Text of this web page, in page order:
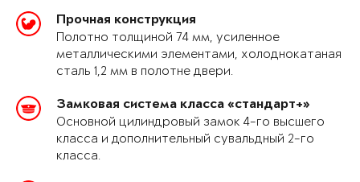
Прочная конструкция
Полотно толщиной 74 мм, усиленное
металлическими элементами, холоднокатаная
сталь 1,2 мм в полотне двери.
Замковая система класса «стандарт+»
Основной цилиндровый замок 4-го высшего
класса и дополнительный сувальдный 2-го
класса.